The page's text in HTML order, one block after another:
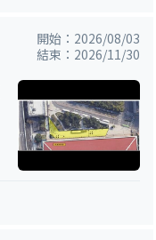
開始：2026/08/03
結束：2026/11/30